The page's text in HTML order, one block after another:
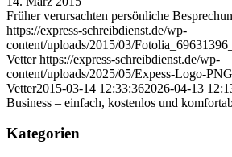
Früher verursachten persönliche
https://express-schreibdienst.de/wp-
content/uploads/2015/03/
Vetter https://express-schreibdienst.de/wp-
content/uploads/2025/05/Expess-Logo-
Vetter2015-03-14 12:33:362026-04-13
Business – einfach, kostenlos und
Kategorien